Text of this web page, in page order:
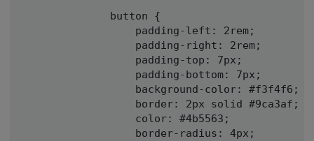
              button {
                  padding-left: 2rem;
                  padding-right: 2rem;
                  padding-top: 7px;
                  padding-bottom: 7px;
                  background-color: #f3f4f6;
                  border: 2px solid #9ca3af;
                  color: #4b5563;
                  border-radius: 4px;